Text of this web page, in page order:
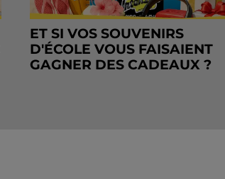
ET SI VOS SOUVENIRS
D'ÉCOLE VOUS FAISAIENT
GAGNER DES CADEAUX ?